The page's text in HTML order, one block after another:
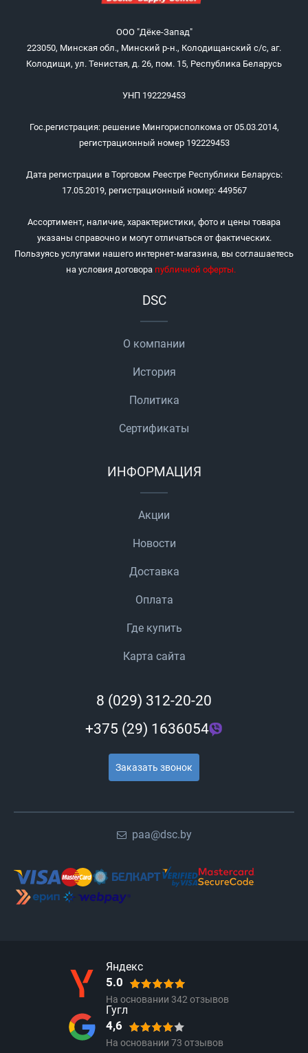
ООО "Дёке-Запад"
223050, Минская обл., Минский р-н., Колодищанский с/с, аг.
Колодищи, ул. Тенистая, д. 26, пом. 15, Республика Беларусь
УНП 192229453
Гос.регистрация: решение Мингорисполкома от 05.03.2014,
регистрационный номер 192229453
Дата регистрации в Торговом Реестре Республики Беларусь:
17.05.2019, регистрационный номер: 449567
Ассортимент, наличие, характеристики, фото и цены товара
указаны справочно и могут отличаться от фактических.
Пользуясь услугами нашего интернет-магазина, вы соглашаетесь
на условия договора публичной оферты.
DSC
О компании
История
Политика
Сертификаты
ИНФОРМАЦИЯ
Акции
Новости
Доставка
Оплата
Где купить
Карта сайта
8 (029) 312-20-20
+375 (29) 1636054
Заказать звонок
paa@dsc.by
Яндекс
5.0
На основании 342отзывов
Гугл
4,6
На основании 73 отзывов